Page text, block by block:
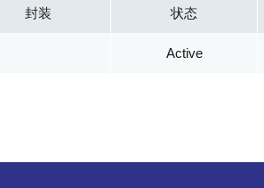
封装 状态
Active